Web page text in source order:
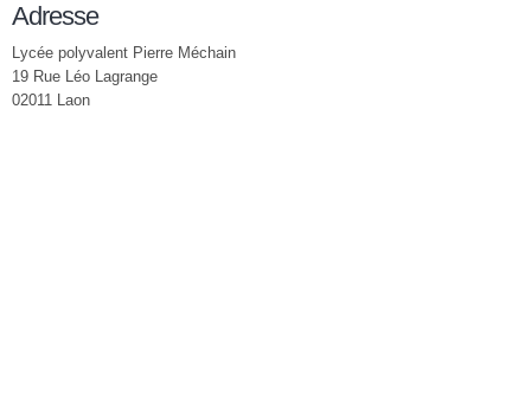
Adresse
Lycée polyvalent Pierre Méchain
19 Rue Léo Lagrange
02011 Laon